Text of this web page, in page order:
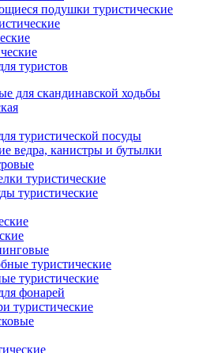
подушки туристические
туристов
для скандинавской ходьбы
туристической посуды
ведра, канистры и бутылки
туристические
туристические
туристические
туристические
фонарей
туристические